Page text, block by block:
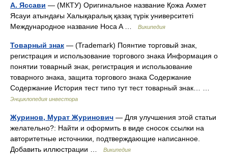
А. Яссави — (МКТУ) Оригинальное название Қожа Ахмет
Ясауи атындағы Халықаралық қазақ түрік университеті
Международное название Hoca A …
Википедия
Товарный знак — (Trademark) Поянтие торговый знак,
регистрация и использование торгового знака Информация о
понятии товарный знак, регистрация и использование
товарного знака, защита торгового знака Содержание
Содержание История тест типо тут тест товарный знак… …
Энциклопедия инвестора
Журинов, Мурат Журинович — Для улучшения этой статьи
желательно?: Найти и оформить в виде сносок ссылки на
авторитетные источники, подтверждающие написанное.
Добавить иллюстрации …
Википедия